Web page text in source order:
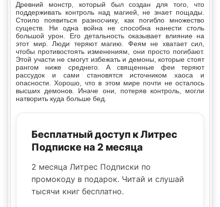
Древний монстр, который был создан для того, что
поддерживать контроль над магией, не знает пощады.
Стоило появиться разносчику, как погибло множество
существ. Ни одна война не способна нанести столь
большой урон. Его детальность оказывает влияние на
этот мир. Люди теряют магию. Феям не хватает сил,
чтобы противостоять изменениям, они просто погибают.
Этой участи не смогут избежать и демоны, которые стоят
рангом ниже среднего. А священные феи теряют
рассудок и сами становятся источником хаоса и
опасности. Хорошо, что в этом мире почти не осталось
высших демонов. Иначе они, потеряв контроль, могли
натворить куда больше бед.
Бесплатный доступ к Литрес
Подписке на 2 месяца
2 месяца Литрес Подписки по
промокоду в подарок. Читай и слушай
тысячи книг бесплатно.